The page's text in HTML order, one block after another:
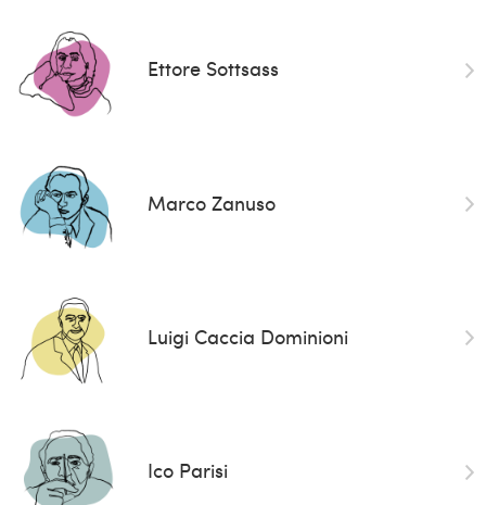
Ettore Sottsass
Marco Zanuso
Luigi Caccia Dominioni
Ico Parisi